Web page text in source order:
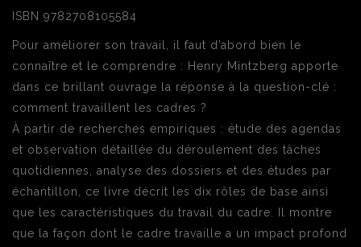
ISBN 9782708105584
Pour améliorer son travail, il faut d’abord bien le
connaître et le comprendre : Henry Mintzberg apporte
dans ce brillant ouvrage la réponse à la question-clé :
comment travaillent les cadres ?
À partir de recherches empiriques : étude des agendas
et observation détaillée du déroulement des tâches
quotidiennes, analyse des dossiers et des études par
échantillon, ce livre décrit les dix rôles de base ainsi
que les caractéristiques du travail du cadre. Il montre
que la façon dont le cadre travaille a un impact profond